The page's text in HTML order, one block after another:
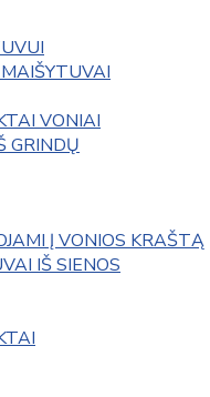
VONIAI
GRINDŲ
Į VONIOS KRAŠTĄ
IŠ SIENOS